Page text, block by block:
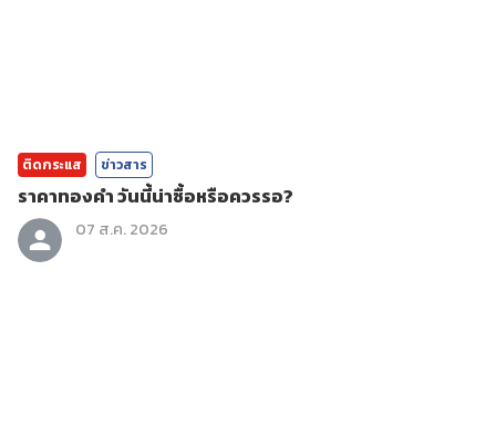
ติดกระแส ข่าวสาร
ราคาทองคํา วันนี้น่าซื้อหรือควรรอ?
07 ส.ค. 2026